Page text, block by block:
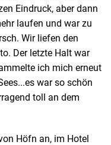
Eindruck, aber dann
laufen und war zu
Wir liefen den
Der letzte Halt war
ich mich erneut
war so schön
toll an dem
Höfn an, im Hotel